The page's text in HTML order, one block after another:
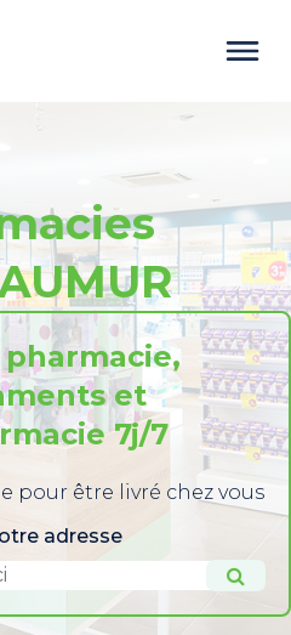
et
7j/7
pour être livré chez vous
adresse